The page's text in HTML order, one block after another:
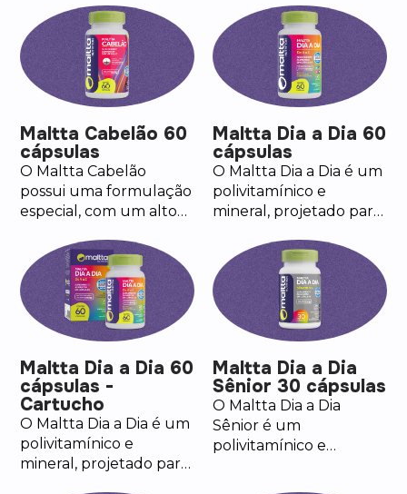
composição única e de
alta qualidade. O
produto carrega o selo
de autenticidade NPA.
(metilsulfonilmetano) e
Colágeno Tipo II, que
auxilia na manutenção
da função articular.
Maltta Cabelão 60
cápsulas
O Maltta Cabelão
possui uma formulação
especial, com um alto
Vitamina B6, Cromo,
Selênio e o Zinco que
contribui para a
manutenção do cabelo,
da pele e das unhas.
Maltta Dia a Dia 60
cápsulas
O Maltta Dia a Dia é um
polivitamínico e
mineral, projetado para
combinação de
vitaminas e minerais
essenciais para
contribuir no bem-
estar diário.
Maltta Dia a Dia 60
cápsulas -
Cartucho
O Maltta Dia a Dia é um
polivitamínico e
mineral, projetado para
Maltta Dia a Dia
Sênior 30 cápsulas
O Maltta Dia a Dia
Sênior é um
polivitamínico e